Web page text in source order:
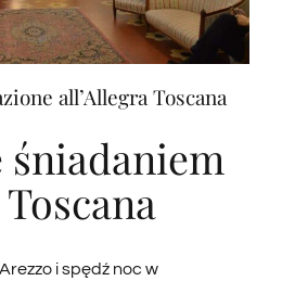
all’Allegra Toscana
śniadaniem
i spędź noc w